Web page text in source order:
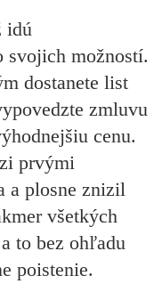
idú
svojich možností.
dostanete list
zmluvu
cenu.
prvými
a plosne znizil
všetkých
to bez ohľadu
poistenie.